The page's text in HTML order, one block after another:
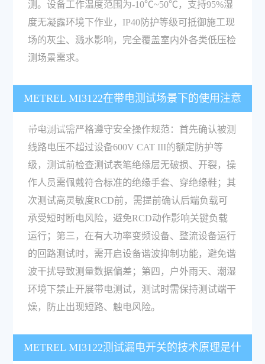
测。设备工作温度范围为-10℃~50℃，支持95%湿
度无凝露环境下作业，IP40防护等级可抵御施工现
场的灰尘、溅水影响，完全覆盖室内外各类低压检
测场景需求。
METREL MI3122在带电测试场景下的使用注意
事项有哪些？
带电测试需严格遵守安全操作规范：首先确认被测
线路电压不超过设备600V CAT III的额定防护等
级，测试前检查测试表笔绝缘层无破损、开裂，操
作人员需佩戴符合标准的绝缘手套、穿绝缘鞋；其
次测试高灵敏度RCD前，需提前确认后端负载可
承受短时断电风险，避免RCD动作影响关键负载
运行；第三，在有大功率变频设备、整流设备运行
的回路测试时，需开启设备谐波抑制功能，避免谐
波干扰导致测量数据偏差；第四，户外雨天、潮湿
环境下禁止开展带电测试，测试时需保持测试端干
燥，防止出现短路、触电风险。
METREL MI3122测试漏电开关的技术原理是什